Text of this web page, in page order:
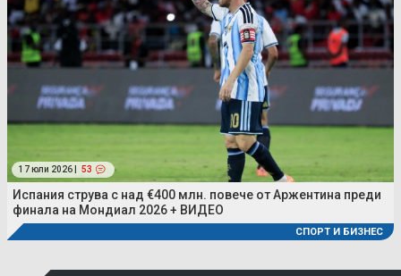
17 юли 2026 | 53
Испания струва с над €400 млн. повече от Аржентина преди
финала на Мондиал 2026 + ВИДЕО
СПОРТ И БИЗНЕС